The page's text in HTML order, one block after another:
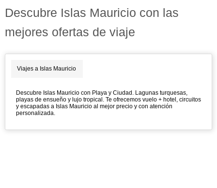
Descubre Islas Mauricio con las
mejores ofertas de viaje
Viajes a Islas Mauricio
Descubre Islas Mauricio con Playa y Ciudad. Lagunas turquesas,
playas de ensueño y lujo tropical. Te ofrecemos vuelo + hotel, circuitos
y escapadas a Islas Mauricio al mejor precio y con atención
personalizada.